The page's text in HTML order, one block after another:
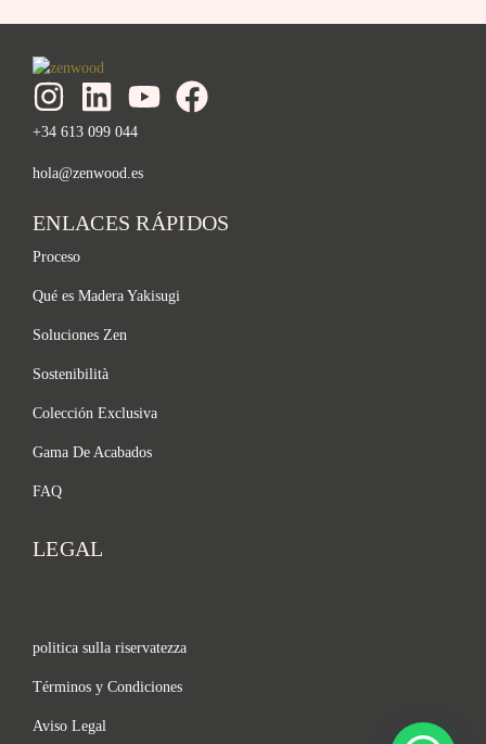
+34 613 099 044
hola@zenwood.es
ENLACES RÁPIDOS
Proceso
Qué es Madera Yakisugi
Soluciones Zen
Sostenibilità
Colección Exclusiva
Gama De Acabados
FAQ
LEGAL
politica sulla riservatezza
Términos y Condiciones
Aviso Legal